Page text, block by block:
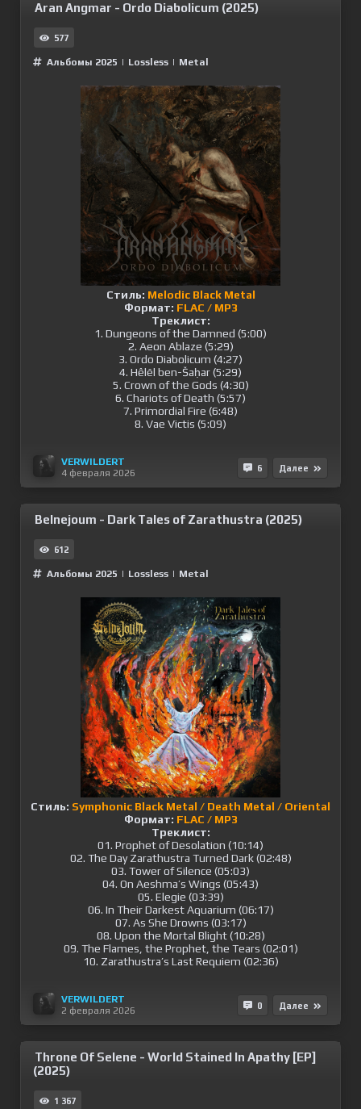
Aran Angmar - Ordo Diabolicum (2025)
577
Альбомы 2025 | Lossless | Metal
Стиль: Melodic Black Metal
Формат: FLAC / MP3
Треклист:
1. Dungeons of the Damned (5:00)
2. Aeon Ablaze (5:29)
3. Ordo Diabolicum (4:27)
4. Hêlēl ben-Šaḥar (5:29)
5. Crown of the Gods (4:30)
6. Chariots of Death (5:57)
7. Primordial Fire (6:48)
8. Vae Victis (5:09)
VERWILDERT
4 февраля 2026
6 Далее
Belnejoum - Dark Tales of Zarathustra (2025)
612
Альбомы 2025 | Lossless | Metal
Стиль: Symphonic Black Metal / Death Metal / Oriental
Формат: FLAC / MP3
Треклист:
01. Prophet of Desolation (10:14)
02. The Day Zarathustra Turned Dark (02:48)
03. Tower of Silence (05:03)
04. On Aeshma’s Wings (05:43)
05. Elegie (03:39)
06. In Their Darkest Aquarium (06:17)
07. As She Drowns (03:17)
08. Upon the Mortal Blight (10:28)
09. The Flames, the Prophet, the Tears (02:01)
10. Zarathustra’s Last Requiem (02:36)
VERWILDERT
2 февраля 2026
0 Далее
Throne Of Selene - World Stained In Apathy [EP]
(2025)
1 367